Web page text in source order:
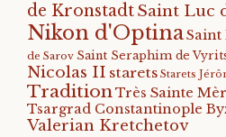
de KronstadtSaint Luc
Nikon d'OptinaSaint
de Sarov Saint Seraphim de
Nicolas II starets Starets
TraditionTrès Sainte
Tsargrad Constantinople
Valerian Kretchetov